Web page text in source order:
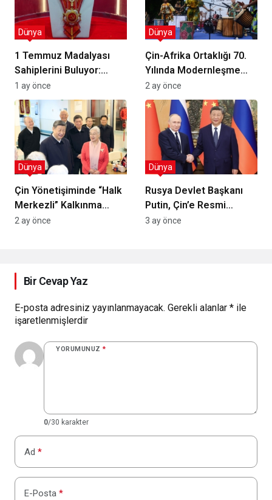
1 Temmuz Madalyası
Sahiplerini Buluyor:
Çin’de Halk Kahramanları
Ödüllendiriliyor
Dünya
1 ay önce
Çin-Afrika Ortaklığı 70.
Yılında Modernleşme
Hedefine Odaklanıyor
Dünya
2 ay önce
Çin Yönetişiminde “Halk
Merkezli” Kalkınma
Modelinin
Dünya
2 ay önce
Rusya Devlet Başkanı
Putin, Çin’e Resmi
Ziyarette Bulunacak:
Dünya
3 ay önce
Bir Cevap Yaz
E-posta adresiniz yayınlanmayacak. Gerekli alanlar * ile
işaretlenmişlerdir
YORUMUNUZ *
0/30 karakter
Ad *
E-Posta *